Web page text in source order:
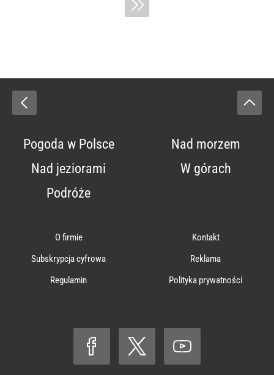
Pogoda w Polsce
Nad morzem
Nad jeziorami
W górach
Podróże
O firmie
Kontakt
Subskrypcja cyfrowa
Reklama
Regulamin
Polityka prywatności